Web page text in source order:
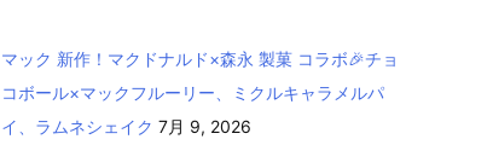
マック 新作！マクドナルド×森永 製菓 コラボ🎉チョ
コボール×マックフルーリー、ミクルキャラメルパ
イ、ラムネシェイク 7月 9, 2026